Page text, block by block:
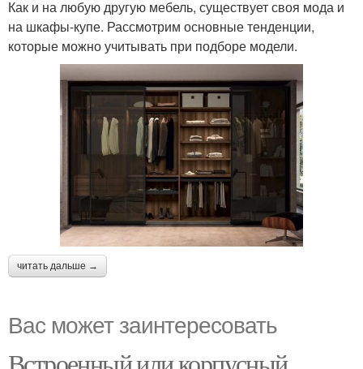
Как и на любую другую мебель, существует своя мода и
на шкафы-купе. Рассмотрим основные тенденции,
которые можно учитывать при подборе модели.
читать дальше →
Вас может заинтересовать